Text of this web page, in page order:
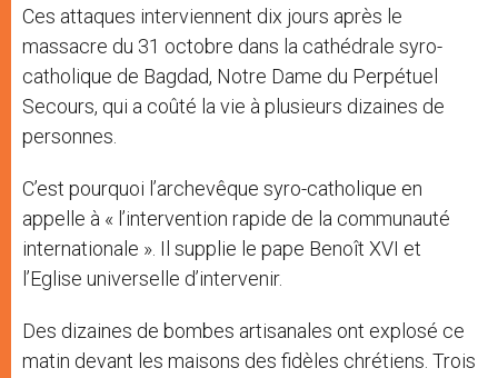
Ces attaques interviennent dix jours après le
massacre du 31 octobre dans la cathédrale syro-
catholique de Bagdad, Notre Dame du Perpétuel
Secours, qui a coûté la vie à plusieurs dizaines de
personnes.
C’est pourquoi l’archevêque syro-catholique en
appelle à « l’intervention rapide de la communauté
internationale ». Il supplie le pape Benoît XVI et
l’Eglise universelle d’intervenir.
Des dizaines de bombes artisanales ont explosé ce
matin devant les maisons des fidèles chrétiens. Trois